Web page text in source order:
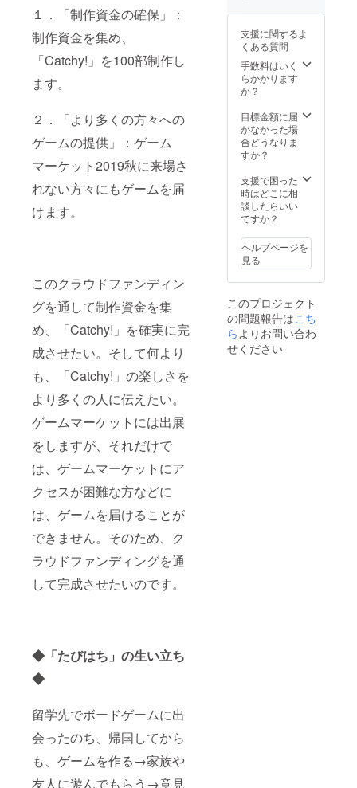
１．「制作資金の確保」：
制作資金を集め、
「Catchy!」を100部制作し
ます。
２．「より多くの方々への
ゲームの提供」：ゲーム
マーケット2019秋に来場さ
れない方々にもゲームを届
けます。
このクラウドファンディン
グを通して制作資金を集
め、「Catchy!」を確実に完
成させたい。そして何より
も、「Catchy!」の楽しさを
より多くの人に伝えたい。
ゲームマーケットには出展
をしますが、それだけで
は、ゲームマーケットにア
クセスが困難な方などに
は、ゲームを届けることが
できません。そのため、ク
ラウドファンディングを通
して完成させたいのです。
◆「たびはち」の生い立ち
◆
留学先でボードゲームに出
会ったのち、帰国してから
も、ゲームを作る→家族や
友人に遊んでもらう→意見
ターン
を選択
後、備
考欄に
「①出
展ブー
け希望
日時、
③受け
のお名
前」を
記入し
てくだ
お届け
できな
かった
場合
日郵送
いたし
ます
る方、
です。
よろし
くお願
いしま
す。 ※
色違い
でお届
けしま
す（色
はでき
ませ
ん）。
※バッグ
インは
予告な
しに変
更とな
があり
ます。
※ゲーム
マー
ケット
支援に関するよ
くある質問
手数料はいく
らかかります
か？
目標金額に届
かなかった場
合どうなりま
すか？
支援で困った
時はどこに相
談したらいい
ですか？
ヘルプページを
見る
このプロジェクト
の問題報告はこち
ら よりお問い合わ
せください